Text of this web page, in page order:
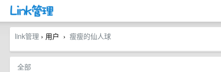
link管理 › 用户 › 瘦瘦的仙人球
全部